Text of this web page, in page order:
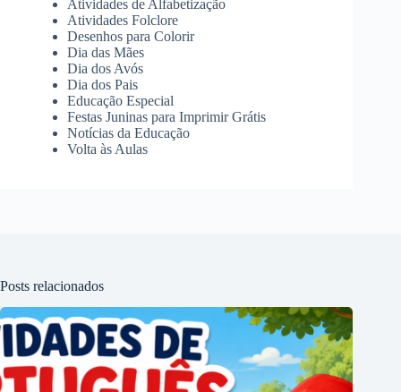
Atividades de Alfabetização
Atividades Folclore
Desenhos para Colorir
Dia das Mães
Dia dos Avós
Dia dos Pais
Educação Especial
Festas Juninas para Imprimir Grátis
Notícias da Educação
Volta às Aulas
Posts relacionados